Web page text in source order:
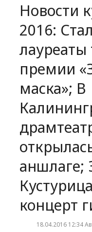
Новости
2016:
лауреаты
премии
маска»; В
аншлаге;
концерт
18.04.2016 12:34